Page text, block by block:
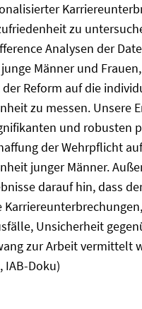
zu
Analysen der
Männer und
Reform auf die
zu messen. Unsere
und robusten
der Wehrpflicht
junger Männer.
darauf hin, dass
Karriereunterbrechungen,
Unsicherheit
zur Arbeit vermittelt
IAB-Doku)